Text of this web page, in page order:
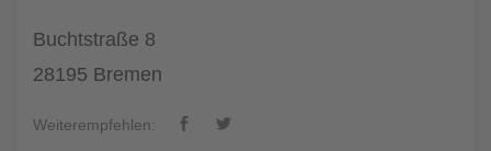
Buchtstraße 8
28195 Bremen
Weiterempfehlen: